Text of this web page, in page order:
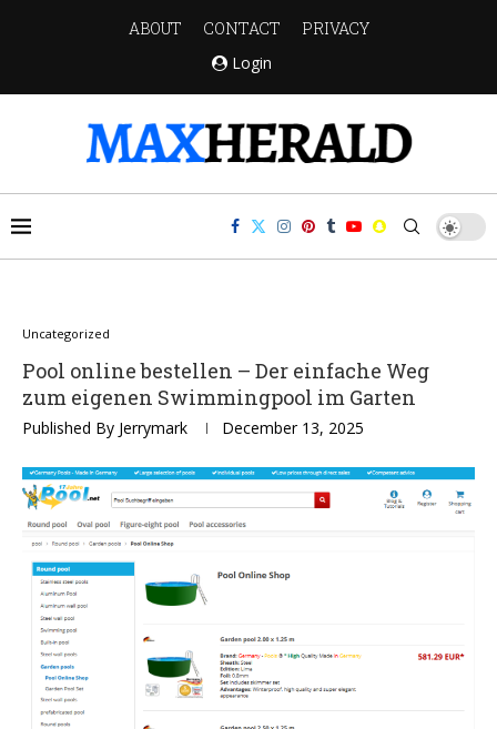
ABOUT CONTACT
PRIVACY
Login
Uncategorized
Pool online bestellen – Der einfache Weg
zum eigenen Swimmingpool im Garten
Published By Jerrymark December 13, 2025